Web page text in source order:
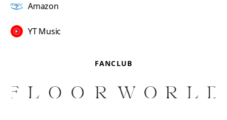
FANCLUB
Amazon
YT Music